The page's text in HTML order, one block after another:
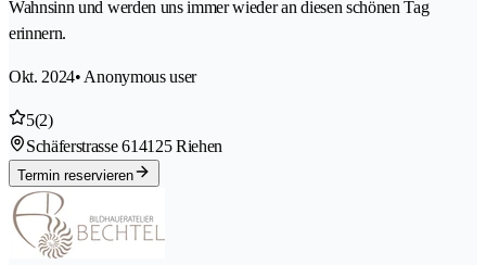
Wahnsinn und werden uns immer wieder an diesen schönen Tag
erinnern.
Okt. 2024• Anonymous user
5(2)
Schäferstrasse 614125 Riehen
Termin reservieren